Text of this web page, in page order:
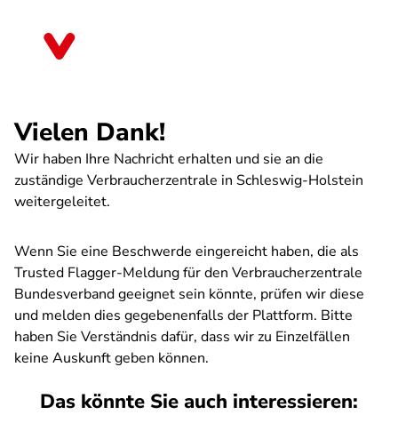
Vielen Dank!
Wir haben Ihre Nachricht erhalten und sie an die
zuständige Verbraucherzentrale in Schleswig-Holstein
weitergeleitet.
Wenn Sie eine Beschwerde eingereicht haben, die als
Trusted Flagger-Meldung für den Verbraucherzentrale
Bundesverband geeignet sein könnte, prüfen wir diese
und melden dies gegebenenfalls der Plattform. Bitte
haben Sie Verständnis dafür, dass wir zu Einzelfällen
keine Auskunft geben können.
Das könnte Sie auch interessieren: